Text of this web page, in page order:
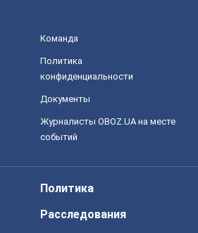
Команда
Политика
конфиденциальности
Документы
Журналисты OBOZ.UA на месте
событий
Политика
Расследования